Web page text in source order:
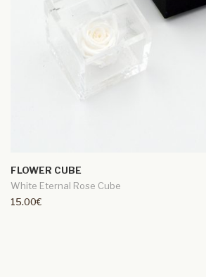
FLOWER CUBE
White Eternal Rose Cube
15.00€